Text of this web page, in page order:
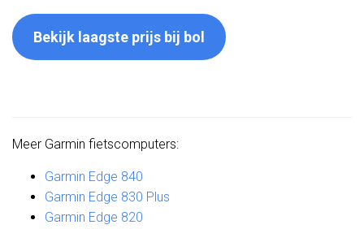
Bekijk laagste prijs bij bol
Meer Garmin fietscomputers:
Garmin Edge 840
Garmin Edge 830 Plus
Garmin Edge 820